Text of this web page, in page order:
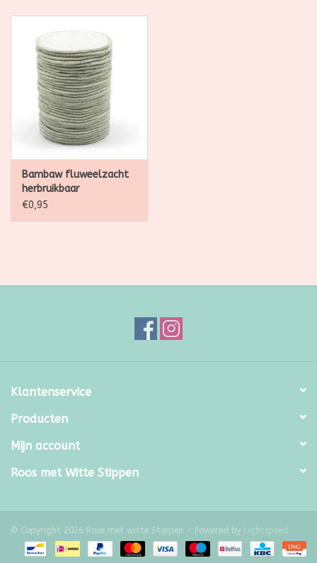
Bambaw fluweelzacht
herbruikbaar
wattenschijfje - per 1
€0,95
Klantenservice
Producten
Mijn account
Roos met Witte Stippen
© Copyright 2026 Roos met witte Stippen - Powered by Lightspeed